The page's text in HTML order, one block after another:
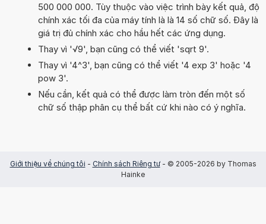
500 000 000. Tùy thuộc vào việc trình bày kết quả, độ
chính xác tối đa của máy tính là là 14 số chữ số. Đây là
giá trị đủ chính xác cho hầu hết các ứng dụng.
Thay vì '√9', bạn cũng có thể viết 'sqrt 9'.
Thay vì '4^3', bạn cũng có thể viết '4 exp 3' hoặc '4
pow 3'.
Nếu cần, kết quả có thể được làm tròn đến một số
chữ số thập phân cụ thể bất cứ khi nào có ý nghĩa.
Giới thiệu về chúng tôi - Chính sách Riêng tư- © 2005-2026 by Thomas
Hainke